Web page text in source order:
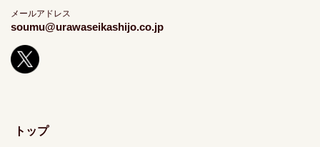
メールアドレス
soumu@urawaseikashijo.co.jp
トップ